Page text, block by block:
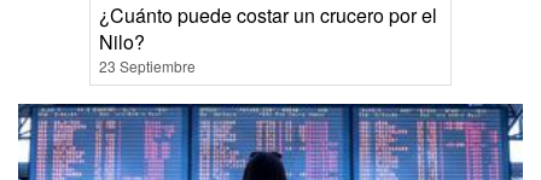
¿Cuánto puede costar un crucero por el
Nilo?
23 Septiembre